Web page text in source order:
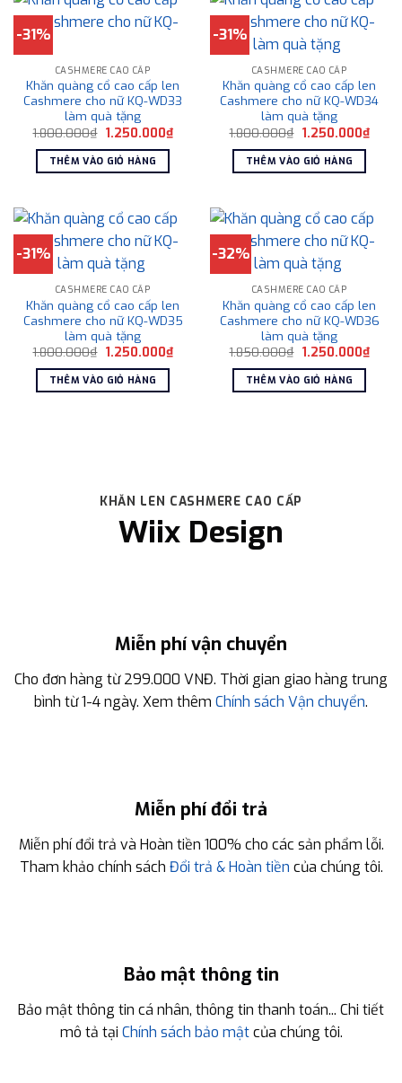
-31%
CASHMERE CAO CẤP
Khăn quàng cổ cao cấp len
Cashmere cho nữ KQ-WD33
làm quà tặng
1.800.000₫ Giá
là:
1.800.000₫.
1.250.000₫Giá
hiện
1.250.000₫.
THÊM VÀO GIỎ HÀNG
-31%
CASHMERE CAO CẤP
Khăn quàng cổ cao cấp len
Cashmere cho nữ KQ-WD34
làm quà tặng
1.800.000₫ Giá
là:
1.800.000₫.
1.250.000₫Giá
hiện
THÊM VÀO GIỎ HÀNG
-31%
CASHMERE CAO CẤP
Khăn quàng cổ cao cấp len
Cashmere cho nữ KQ-WD35
làm quà tặng
1.800.000₫ Giá
là:
1.800.000₫.
1.250.000₫Giá
hiện
1.250.000₫.
THÊM VÀO GIỎ HÀNG
-32%
CASHMERE CAO CẤP
Khăn quàng cổ cao cấp len
Cashmere cho nữ KQ-WD36
làm quà tặng
1.850.000₫ Giá
là:
1.850.000₫.
1.250.000₫Giá
hiện
THÊM VÀO GIỎ HÀNG
KHĂN LEN CASHMERE CAO CẤP
Wiix Design
Miễn phí vận chuyển
Cho đơn hàng từ 299.000 VNĐ. Thời gian giao hàng trung
bình từ 1-4 ngày. Xem thêm Chính sách Vận chuyển.
Miễn phí đổi trả
Miễn phí đổi trả và Hoàn tiền 100% cho các sản phẩm lỗi.
Tham khảo chính sách Đổi trả & Hoàn tiền của chúng tôi.
Bảo mật thông tin
Bảo mật thông tin cá nhân, thông tin thanh toán... Chi tiết
mô tả tại Chính sách bảo mậtcủa chúng tôi.